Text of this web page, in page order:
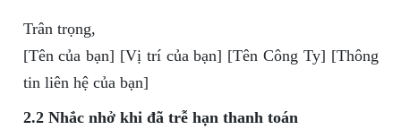
Trân trọng,
[Tên của bạn] [Vị trí của bạn] [Tên Công Ty] [Thông
tin liên hệ của bạn]
2.2 Nhắc nhở khi đã trễ hạn thanh toán